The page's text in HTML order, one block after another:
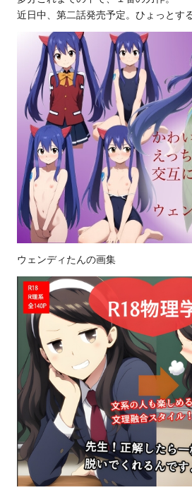
近日中、第二話発売予定。ひょっとす
ウェンディたんの画集